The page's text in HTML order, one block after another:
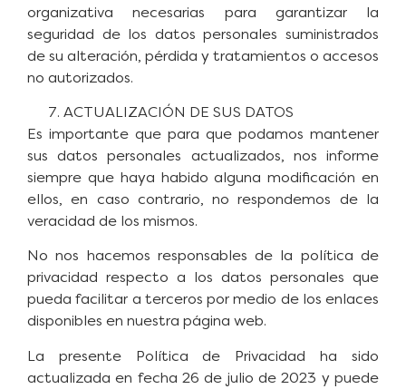
organizativa necesarias para garantizar la
seguridad de los datos personales suministrados
de su alteración, pérdida y tratamientos o accesos
no autorizados.
ACTUALIZACIÓN DE SUS DATOS
Es importante que para que podamos mantener
sus datos personales actualizados, nos informe
siempre que haya habido alguna modificación en
ellos, en caso contrario, no respondemos de la
veracidad de los mismos.
No nos hacemos responsables de la política de
privacidad respecto a los datos personales que
pueda facilitar a terceros por medio de los enlaces
disponibles en nuestra página web.
La presente Política de Privacidad ha sido
actualizada en fecha 26 de julio de 2023 y puede